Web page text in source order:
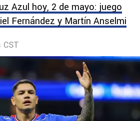
Azul hoy, 2 de mayo: juego
Fernández y Martín Anselmi